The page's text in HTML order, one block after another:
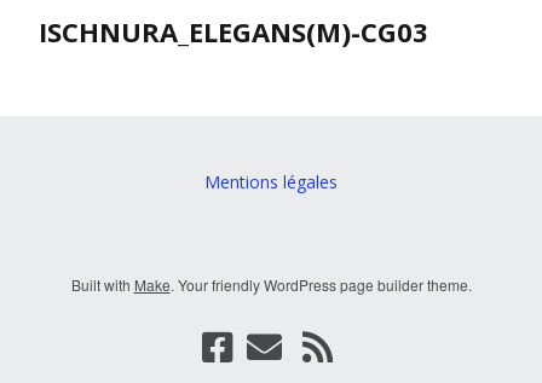
ISCHNURA_ELEGANS(M)-CG03
Mentions légales
Built with Make. Your friendly WordPress page builder theme.